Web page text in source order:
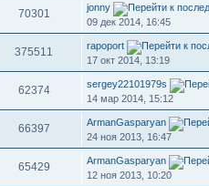
70301
jonny
09 дек 2014, 16:45
375511
rapoport
17 окт 2014, 13:19
62374
sergey22101979s
14 мар 2014, 15:12
66397
ArmanGasparyan
24 ноя 2013, 16:47
65429
ArmanGasparyan
12 ноя 2013, 10:20